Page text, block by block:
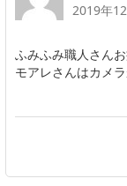
2019年
ふみふみ職人さん
モアレさんはカメ